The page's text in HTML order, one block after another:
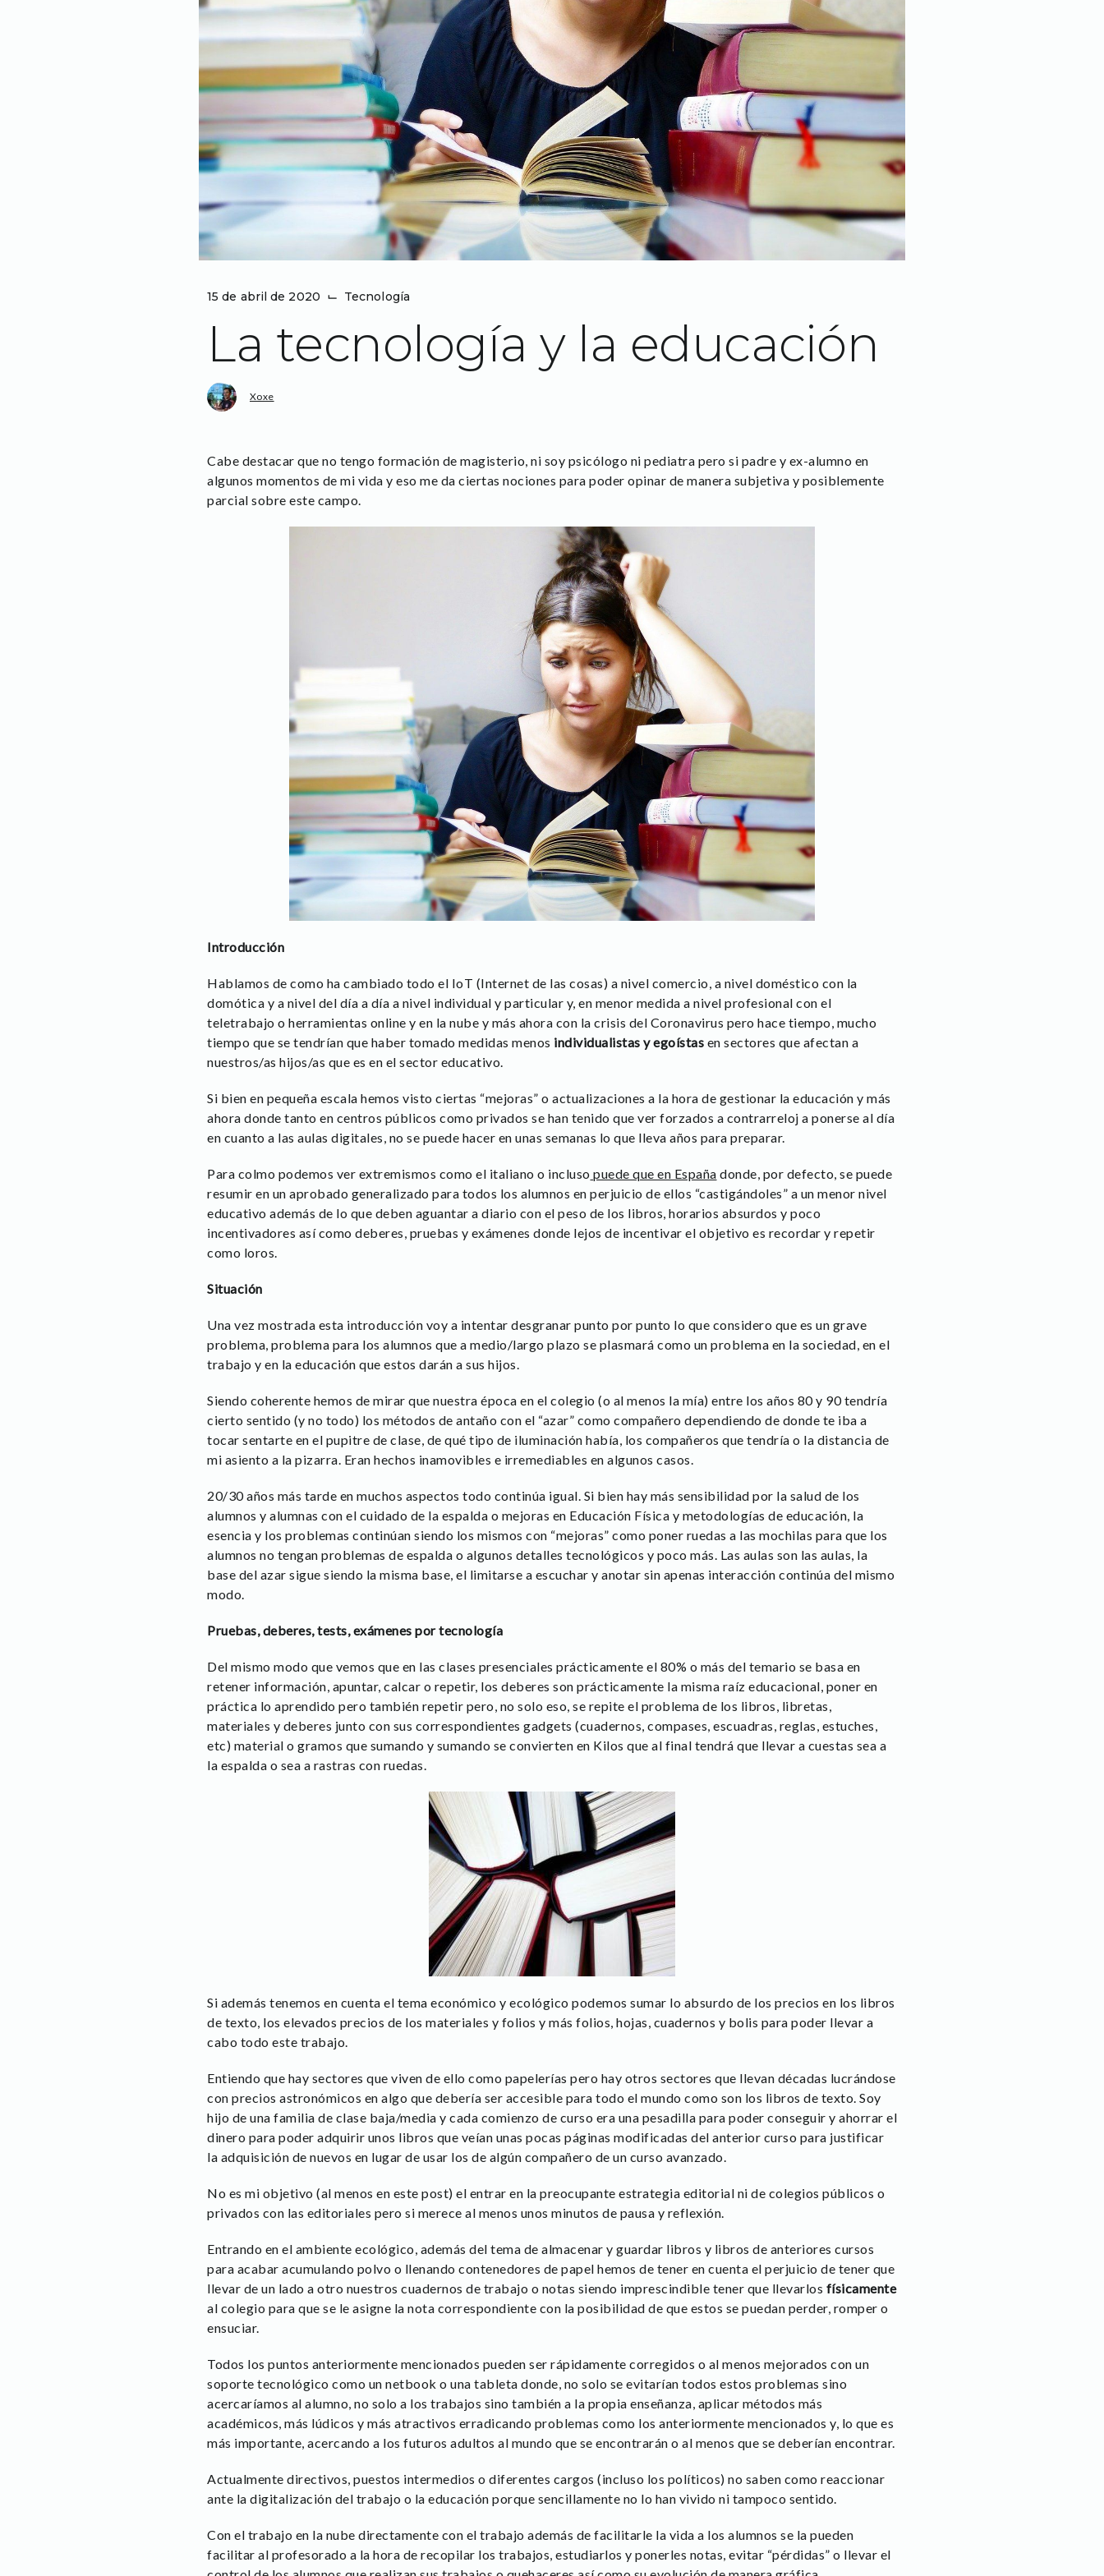
15 de abril de 2020 ⌙ Tecnología
La tecnología y la educación
Xoxe
Cabe destacar que no tengo formación de magisterio, ni soy psicólogo ni pediatra pero si padre y ex-alumno en
algunos momentos de mi vida y eso me da ciertas nociones para poder opinar de manera subjetiva y posiblemente
parcial sobre este campo.
Introducción
Hablamos de como ha cambiado todo el IoT (Internet de las cosas) a nivel comercio, a nivel doméstico con la
domótica y a nivel del día a día a nivel individual y particular y, en menor medida a nivel profesional con el
teletrabajo o herramientas online y en la nube y más ahora con la crisis del Coronavirus pero hace tiempo, mucho
tiempo que se tendrían que haber tomado medidas menos individualistas y egoístas en sectores que afectan a
nuestros/as hijos/as que es en el sector educativo.
Si bien en pequeña escala hemos visto ciertas “mejoras” o actualizaciones a la hora de gestionar la educación y más
ahora donde tanto en centros públicos como privados se han tenido que ver forzados a contrarreloj a ponerse al día
en cuanto a las aulas digitales, no se puede hacer en unas semanas lo que lleva años para preparar.
Para colmo podemos ver extremismos como el italiano o incluso puede que en España donde, por defecto, se puede
resumir en un aprobado generalizado para todos los alumnos en perjuicio de ellos “castigándoles” a un menor nivel
educativo además de lo que deben aguantar a diario con el peso de los libros, horarios absurdos y poco
incentivadores así como deberes, pruebas y exámenes donde lejos de incentivar el objetivo es recordar y repetir
como loros.
Situación
Una vez mostrada esta introducción voy a intentar desgranar punto por punto lo que considero que es un grave
problema, problema para los alumnos que a medio/largo plazo se plasmará como un problema en la sociedad, en el
trabajo y en la educación que estos darán a sus hijos.
Siendo coherente hemos de mirar que nuestra época en el colegio (o al menos la mía) entre los años 80 y 90 tendría
cierto sentido (y no todo) los métodos de antaño con el “azar” como compañero dependiendo de donde te iba a
tocar sentarte en el pupitre de clase, de qué tipo de iluminación había, los compañeros que tendría o la distancia de
mi asiento a la pizarra. Eran hechos inamovibles e irremediables en algunos casos.
20/30 años más tarde en muchos aspectos todo continúa igual. Si bien hay más sensibilidad por la salud de los
alumnos y alumnas con el cuidado de la espalda o mejoras en Educación Física y metodologías de educación, la
esencia y los problemas continúan siendo los mismos con “mejoras” como poner ruedas a las mochilas para que los
alumnos no tengan problemas de espalda o algunos detalles tecnológicos y poco más. Las aulas son las aulas, la
base del azar sigue siendo la misma base, el limitarse a escuchar y anotar sin apenas interacción continúa del mismo
modo.
Pruebas, deberes, tests, exámenes por tecnología
Del mismo modo que vemos que en las clases presenciales prácticamente el 80% o más del temario se basa en
retener información, apuntar, calcar o repetir, los deberes son prácticamente la misma raíz educacional, poner en
práctica lo aprendido pero también repetir pero, no solo eso, se repite el problema de los libros, libretas,
materiales y deberes junto con sus correspondientes gadgets (cuadernos, compases, escuadras, reglas, estuches,
etc) material o gramos que sumando y sumando se convierten en Kilos que al final tendrá que llevar a cuestas sea a
la espalda o sea a rastras con ruedas.
Si además tenemos en cuenta el tema económico y ecológico podemos sumar lo absurdo de los precios en los libros
de texto, los elevados precios de los materiales y folios y más folios, hojas, cuadernos y bolis para poder llevar a
cabo todo este trabajo.
Entiendo que hay sectores que viven de ello como papelerías pero hay otros sectores que llevan décadas lucrándose
con precios astronómicos en algo que debería ser accesible para todo el mundo como son los libros de texto. Soy
hijo de una familia de clase baja/media y cada comienzo de curso era una pesadilla para poder conseguir y ahorrar el
dinero para poder adquirir unos libros que veían unas pocas páginas modificadas del anterior curso para justificar
la adquisición de nuevos en lugar de usar los de algún compañero de un curso avanzado.
No es mi objetivo (al menos en este post) el entrar en la preocupante estrategia editorial ni de colegios públicos o
privados con las editoriales pero si merece al menos unos minutos de pausa y reflexión.
Entrando en el ambiente ecológico, además del tema de almacenar y guardar libros y libros de anteriores cursos
para acabar acumulando polvo o llenando contenedores de papel hemos de tener en cuenta el perjuicio de tener que
llevar de un lado a otro nuestros cuadernos de trabajo o notas siendo imprescindible tener que llevarlos físicamente
al colegio para que se le asigne la nota correspondiente con la posibilidad de que estos se puedan perder, romper o
ensuciar.
Todos los puntos anteriormente mencionados pueden ser rápidamente corregidos o al menos mejorados con un
soporte tecnológico como un netbook o una tableta donde, no solo se evitarían todos estos problemas sino
acercaríamos al alumno, no solo a los trabajos sino también a la propia enseñanza, aplicar métodos más
académicos, más lúdicos y más atractivos erradicando problemas como los anteriormente mencionados y, lo que es
más importante, acercando a los futuros adultos al mundo que se encontrarán o al menos que se deberían encontrar.
Actualmente directivos, puestos intermedios o diferentes cargos (incluso los políticos) no saben como reaccionar
ante la digitalización del trabajo o la educación porque sencillamente no lo han vivido ni tampoco sentido.
Con el trabajo en la nube directamente con el trabajo además de facilitarle la vida a los alumnos se la pueden
facilitar al profesorado a la hora de recopilar los trabajos, estudiarlos y ponerles notas, evitar “pérdidas” o llevar el